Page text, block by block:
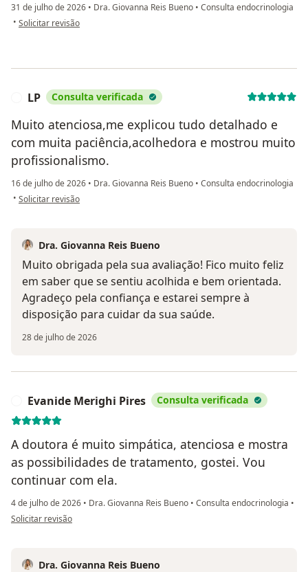
31 de julho de 2026 • Dra. Giovanna Reis Bueno • Consulta endocrinologia
• na opinião do utilizador Dani Monteiro
Solicitar revisão
LP Consulta verificada
Muito atenciosa,me explicou tudo detalhado e
com muita paciência,acolhedora e mostrou muito
profissionalismo.
16 de julho de 2026 • Dra. Giovanna Reis Bueno • Consulta endocrinologia
• na opinião do utilizador LP
Solicitar revisão
Dra. Giovanna Reis Bueno
Muito obrigada pela sua avaliação! Fico muito feliz
em saber que se sentiu acolhida e bem orientada.
Agradeço pela confiança e estarei sempre à
disposição para cuidar da sua saúde.
28 de julho de 2026
Evanide Merighi Pires Consulta verificada
A doutora é muito simpática, atenciosa e mostra
as possibilidades de tratamento, gostei. Vou
continuar com ela.
4 de julho de 2026 • Dra. Giovanna Reis Bueno • Consulta endocrinologia •
na opinião do utilizador Evanide Merighi Pires
Solicitar revisão
Dra. Giovanna Reis Bueno